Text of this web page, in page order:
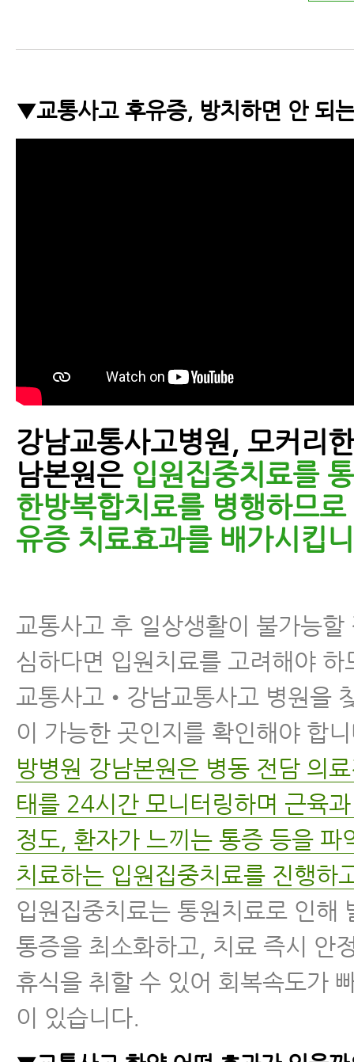
▼교통사고 후유증, 방치하면 안 되
강남교통사고병원, 모커리
남본원은 입원집중치료를
한방복합치료를 병행하므
유증 치료효과를 배가시킵
교통사고 후 일상생활이 불가능할
심하다면 입원치료를 고려해야 하
교통사고•강남교통사고 병원을
이 가능한 곳인지를 확인해야 합
방병원 강남본원은 병동 전담 의
태를 24시간 모니터링하며 근육
정도, 환자가 느끼는 통증 등을 파
치료하는 입원집중치료를 진행하
입원집중치료는 통원치료로 인해
통증을 최소화하고, 치료 즉시 안
휴식을 취할 수 있어 회복속도가
이 있습니다.